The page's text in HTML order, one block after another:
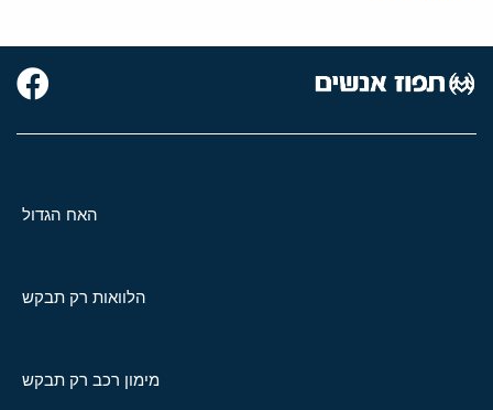
האח הגדול
הלוואות רק תבקש
מימון רכב רק תבקש